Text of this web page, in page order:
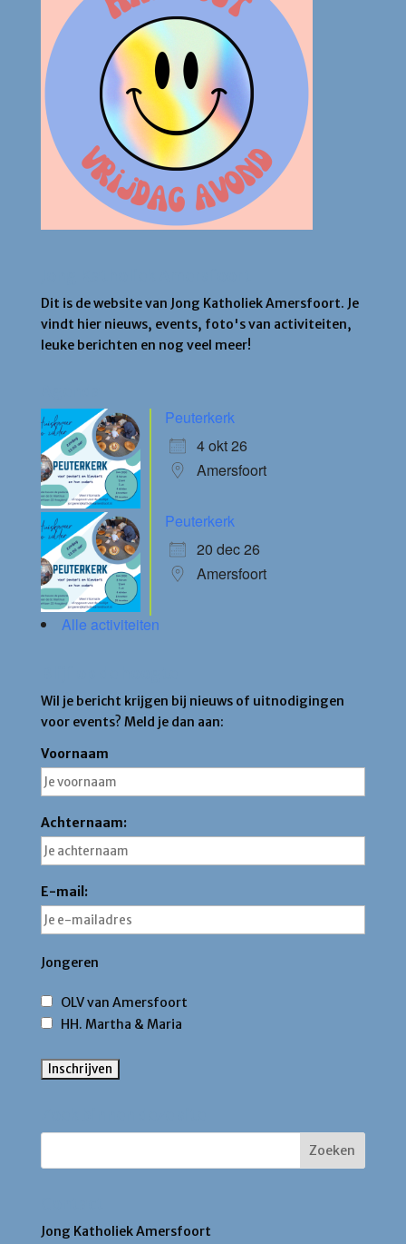
Dit is de website van Jong Katholiek Amersfoort. Je
vindt hier nieuws, events, foto's van activiteiten,
leuke berichten en nog veel meer!
Peuterkerk
4 okt 26
Amersfoort
Peuterkerk
20 dec 26
Amersfoort
Alle activiteiten
Wil je bericht krijgen bij nieuws of uitnodigingen
voor events? Meld je dan aan:
Voornaam
Achternaam:
E-mail:
Jongeren
OLV van Amersfoort
HH. Martha & Maria
Jong Katholiek Amersfoort